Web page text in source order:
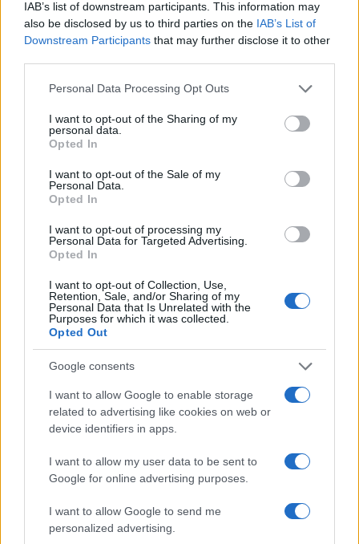
IAB’s list of downstream participants. This information may
also be disclosed by us to third parties on the IAB’s List of
Downstream Participants that may further disclose it to other
Please note that this website/app uses one or more Google
not limited to your visit or usage behaviour. You may click to
grant or deny consent to Google and its third-party tags to
use your data for below specified purposes in below Google
consent section.
Personal Data Processing Opt Outs
I want to opt-out of the Sharing of my
personal data.
Opted In
I want to opt-out of the Sale of my
Personal Data.
Opted In
I want to opt-out of processing my
Personal Data for Targeted Advertising.
Opted In
I want to opt-out of Collection, Use,
Retention, Sale, and/or Sharing of my
Personal Data that Is Unrelated with the
Purposes for which it was collected.
Opted Out
Google consents
I want to allow Google to enable storage
related to advertising like cookies on web or
device identifiers in apps.
I want to allow my user data to be sent to
Google for online advertising purposes.
I want to allow Google to send me
personalized advertising.
Ρόκετς-Τζαζ 140-106
Μπακς-Σέλτικς 101-133
Μάβερικς-Μάτζικ 127-139
Κινγκς-Πέλικανς 117-113
Αν τα χάσατε